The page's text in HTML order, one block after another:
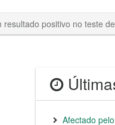
positivo no teste
Afectado